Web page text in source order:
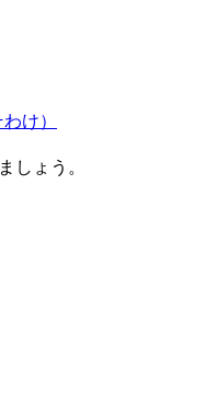
け）
しょう。